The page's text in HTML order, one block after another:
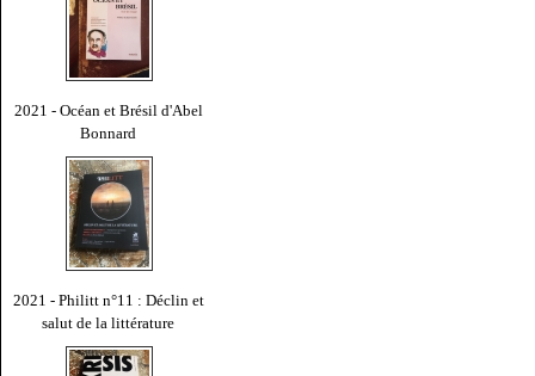
2021 - Océan et Brésil d'Abel
Bonnard
2021 - Philitt n°11 : Déclin et
salut de la littérature